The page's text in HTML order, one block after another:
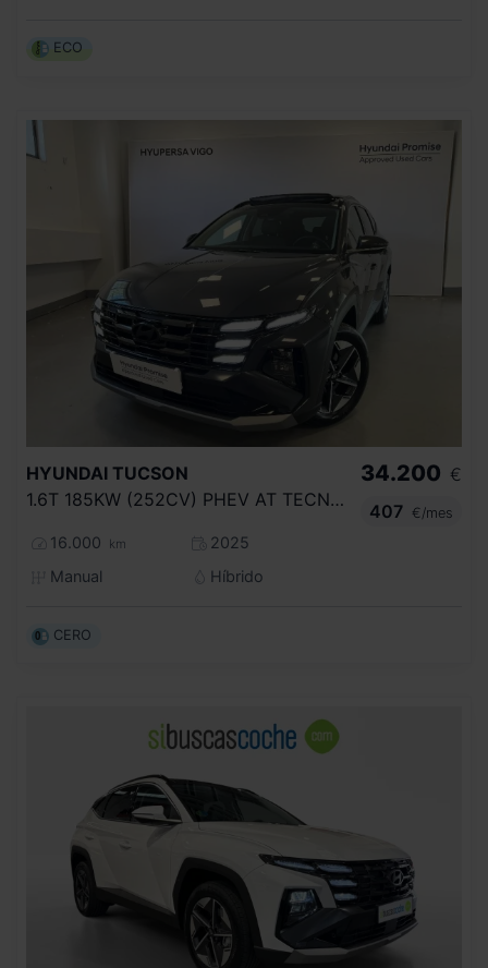
ECO
HYUNDAI TUCSON
1.6T 185KW (252CV) PHEV AT TECNO SKY
16.000 km
2025
Manual
Híbrido
34.200 €
407
€/mes
CERO